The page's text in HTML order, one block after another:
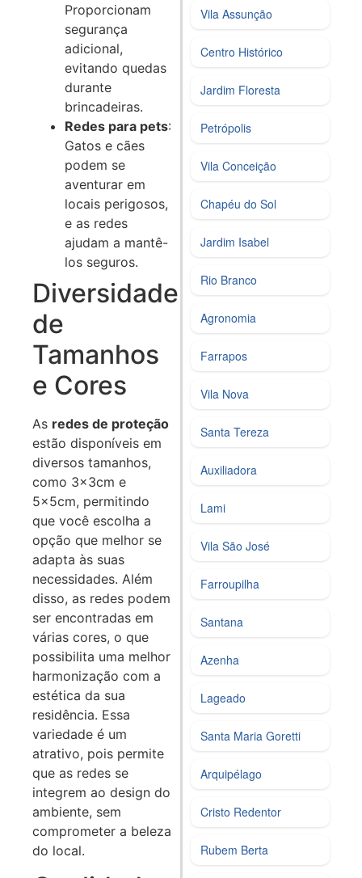
Proporcionam
segurança
adicional,
evitando quedas
durante
brincadeiras.
Redes para pets:
Gatos e cães
podem se
aventurar em
locais perigosos,
e as redes
ajudam a mantê-
los seguros.
Diversidade
de
Tamanhos
e Cores
As redes de proteção
estão disponíveis em
diversos tamanhos,
como 3x3cm e
5x5cm, permitindo
que você escolha a
opção que melhor se
adapta às suas
necessidades. Além
disso, as redes podem
ser encontradas em
várias cores, o que
possibilita uma melhor
harmonização com a
estética da sua
residência. Essa
variedade é um
atrativo, pois permite
que as redes se
integrem ao design do
ambiente, sem
comprometer a beleza
do local.
Vila Assunção
Centro Histórico
Jardim Floresta
Petrópolis
Vila Conceição
Chapéu do Sol
Jardim Isabel
Rio Branco
Agronomia
Farrapos
Vila Nova
Santa Tereza
Auxiliadora
Lami
Vila São José
Farroupilha
Santana
Azenha
Lageado
Santa Maria Goretti
Arquipélago
Cristo Redentor
Rubem Berta